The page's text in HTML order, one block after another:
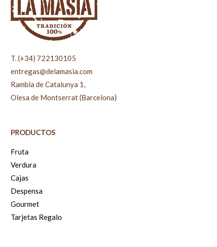
T. (+34) 722130105
entregas@delamasia.com
Rambla de Catalunya 1,
Olesa de Montserrat (Barcelona)
PRODUCTOS
Fruta
Verdura
Cajas
Despensa
Gourmet
Tarjetas Regalo